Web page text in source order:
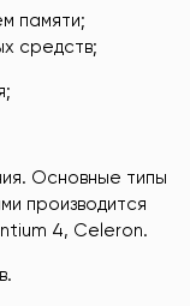
памяти;
средств;
Основные типы
производится
4, Celeron.